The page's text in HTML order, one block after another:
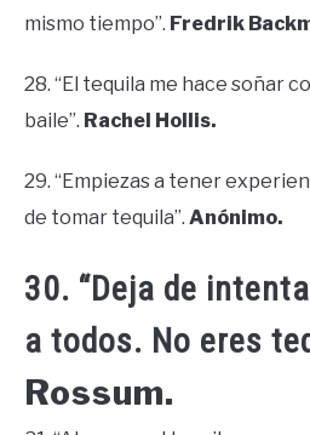
mismo tiempo”. Fredrik
28. “El tequila me hace soñar
baile”. Rachel Hollis.
29. “Empiezas a tener
de tomar tequila”. Anónimo.
30. “Deja de
a todos. No eres
Rossum.